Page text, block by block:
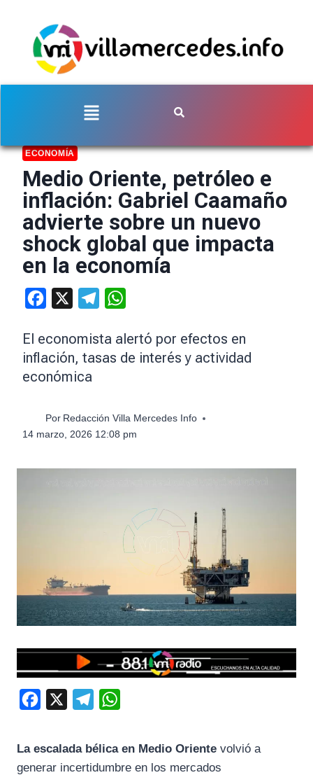
ECONOMÍA
Medio Oriente, petróleo e
inflación: Gabriel Caamaño
advierte sobre un nuevo
shock global que impacta
en la economía
Facebook Telegram
El economista alertó por efectos en
inflación, tasas de interés y actividad
económica
Por Redacción Villa Mercedes Info
14 marzo, 2026 12:08 pm
l
e
La escalada bélica en Medio Oriente volvió a
generar incertidumbre en los mercados